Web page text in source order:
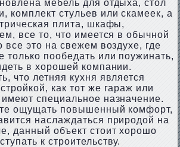
мебель для отдыха, стол
комплект стульев или скамеек, а
плита, шкафы,
все то, что имеется в обычной
все это на свежем воздухе, где
только пообедать или поужинать,
в хорошей компании.
что летняя кухня является
как тот же гараж или
специальное назначение.
ощущать повышенный комфорт,
наслаждаться природой на
данный объект стоит хорошо
к строительству.